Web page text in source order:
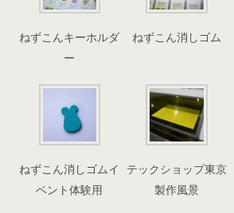
ねずこんキーホルダ
ー
ねずこん消しゴム
ねずこん消しゴムイ
ベント体験用
テックショップ東京
製作風景